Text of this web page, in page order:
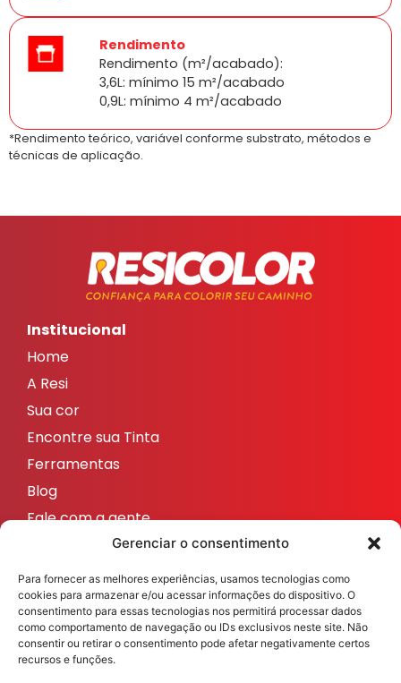
Gerenciar o consentimento
Para fornecer as melhores experiências, usamos tecnologias como
cookies para armazenar e/ou acessar informações do dispositivo. O
consentimento para essas tecnologias nos permitirá processar dados
como comportamento de navegação ou IDs exclusivos neste site. Não
consentir ou retirar o consentimento pode afetar negativamente certos
recursos e funções.
Rendimento
Rendimento (m²/acabado):
3,6L: mínimo 15 m²/acabado
0,9L: mínimo 4 m²/acabado
*Rendimento teórico, variável conforme substrato, métodos e
técnicas de aplicação.
Institucional
Home
A Resi
Sua cor
Encontre sua Tinta
Ferramentas
Blog
Fale com a gente
Redes sociais
ResicolorTintas
ResicolorTintas
ResicolorTintas